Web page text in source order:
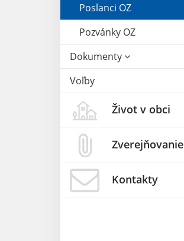
Poslanci OZ
Pozvánky OZ
Dokumenty
Voľby
Život v obci
Zverejňovanie
Kontakty